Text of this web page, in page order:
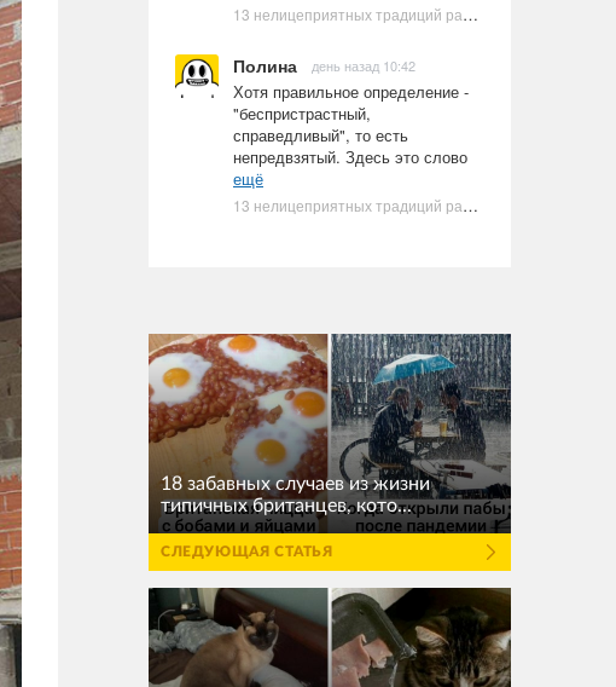
13 нелицеприятных традиций разных стран, которые могут шокировать неподготовленного человека
Полина день назад 10:42
Хотя правильное определение -
"беспристрастный,
справедливый", то есть
непредвзятый. Здесь это слово
ещё
13 нелицеприятных традиций разных стран, которые могут шокировать неподготовленного человека
18 забавных случаев из жизни
типичных британцев, кото...
СЛЕДУЮЩАЯ СТАТЬЯ